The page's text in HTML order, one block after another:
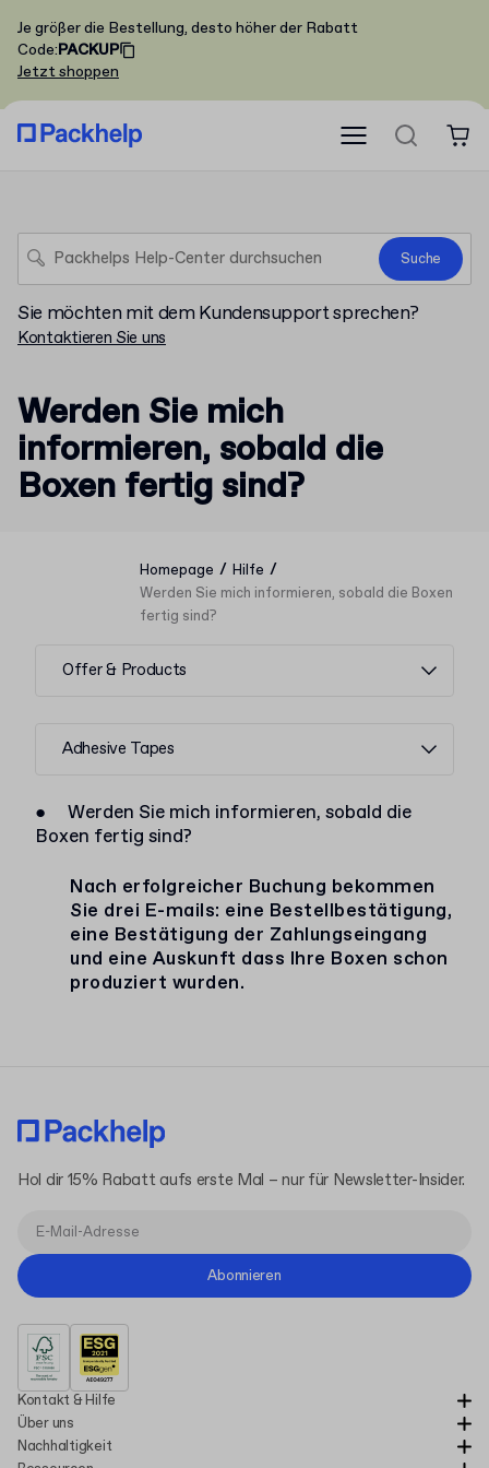
Je größer die Bestellung, desto höher der Rabatt
Code:PACKUP
Jetzt shoppen
Suche
Sie möchten mit dem Kundensupport sprechen?
Kontaktieren Sie uns
Werden Sie mich
informieren, sobald die
Boxen fertig sind?
Homepage / Hilfe /
Werden Sie mich informieren, sobald die Boxen
fertig sind?
Offer & Products
Adhesive Tapes
●
Werden Sie mich informieren, sobald die
Boxen fertig sind?
Nach erfolgreicher Buchung bekommen
Sie drei E-mails: eine Bestellbestätigung,
eine Bestätigung der Zahlungseingang
und eine Auskunft dass Ihre Boxen schon
produziert wurden.
Kontakt & Hilfe
Über uns
Nachhaltigkeit
Hol dir 15% Rabatt aufs erste Mal – nur für Newsletter-Insider.
Abonnieren